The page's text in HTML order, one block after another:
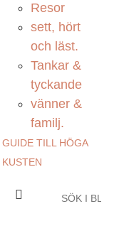
Resor
sett, hört
och läst.
Tankar &
tyckande
vänner &
familj.
GUIDE TILL HÖGA
KUSTEN